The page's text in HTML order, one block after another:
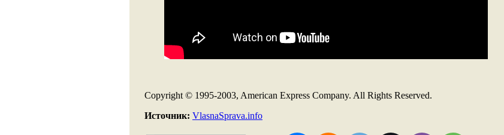
Copyright © 1995-2003, American Express Company. All Rights Reserved.
Источник: VlasnaSprava.info